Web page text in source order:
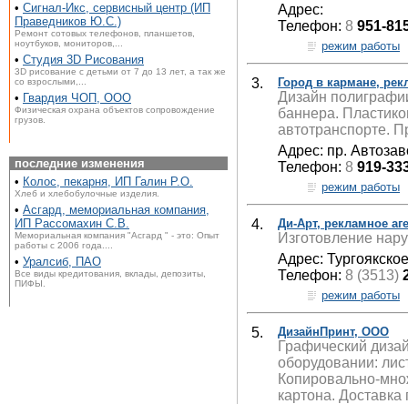
• Сигнал-Икс, сервисный центр (ИП
Праведников Ю.С.)
Ремонт сотовых телефонов, планшетов,
ноутбуков, мониторов,...
• Студия 3D Рисования
3D рисование с детьми от 7 до 13 лет, а так же
со взрослыми,...
• Гвардия ЧОП, ООО
Физическая охрана объектов сопровождение
грузов.
последние изменения
• Колос, пекарня, ИП Галин Р.О.
Хлеб и хлебобулочные изделия.
• Асгард, мемориальная компания,
ИП Рассомахин С.В.
Мемориальная компания "Асгард " - это: Опыт
работы с 2006 года....
• Уралсиб, ПАО
Все виды кредитования, вклады, депозиты,
ПИФЫ.
Адрес:
Телефон: 8 951-
режим работы
3. Город в кармане,
Дизайн
баннера.
автотранспорте.
Адрес: пр.
Телефон: 8 919-
режим работы
4. Ди-Арт, рекламное
Изготовление
Адрес:
Телефон: 8 (3513)
режим работы
5. ДизайнПринт, ООО
Графический
оборудовании:
Копировально-
картона. Доставка